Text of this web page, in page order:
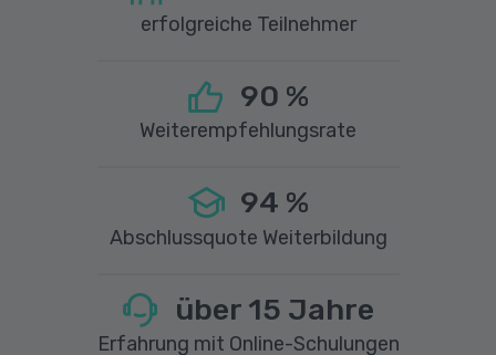
erfolgreiche Teilnehmer
90 %
Weiterempfehlungsrate
94 %
Abschlussquote Weiterbildung
über 15 Jahre
Erfahrung mit Online-Schulungen